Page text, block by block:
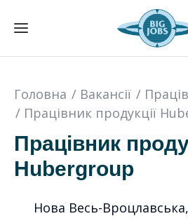
Головна Вакансії
Працівник продукції
Працівник
Hubergroup
Нова Весь-